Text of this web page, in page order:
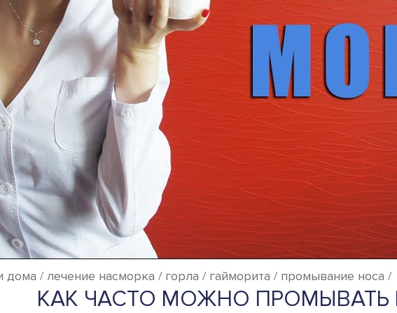
дома / лечение насморка / горла / гайморита / промывание носа /
КАК ЧАСТО МОЖНО ПРОМЫВАТЬ